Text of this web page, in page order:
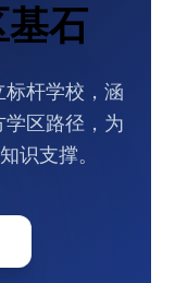
基石
杆学校，涵
区路径，为
识支撑。